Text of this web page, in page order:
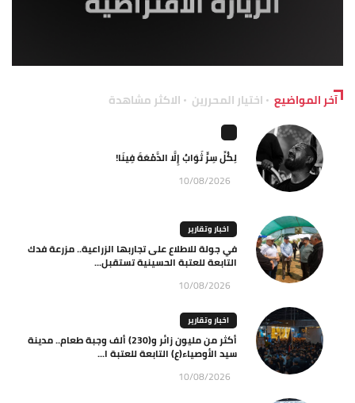
آخر المواضيع اختيار المحررين الاكثر مشاهدة
لِكُلِّ سِرٍّ ثَوَابٌ إِلَّا الدَّمْعَةَ فِينَا!
10/08/2026
اخبار وتقارير
في جولة للاطلاع على تجاربها الزراعية.. مزرعة فدك
التابعة للعتبة الحسينية تستقبل...
10/08/2026
اخبار وتقارير
أكثر من مليون زائر و(230) ألف وجبة طعام.. مدينة
سيد الأوصياء(ع) التابعة للعتبة ا...
10/08/2026